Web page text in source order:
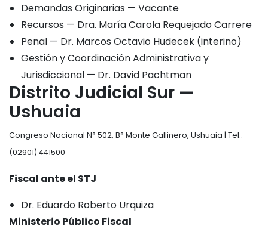
Demandas Originarias — Vacante
Recursos — Dra. María Carola Requejado Carrere
Penal — Dr. Marcos Octavio Hudecek (interino)
Gestión y Coordinación Administrativa y
Jurisdiccional — Dr. David Pachtman
Distrito Judicial Sur —
Ushuaia
Congreso Nacional N° 502, B° Monte Gallinero, Ushuaia | Tel.:
(02901) 441500
Fiscal ante el STJ
Dr. Eduardo Roberto Urquiza
Ministerio Público Fiscal